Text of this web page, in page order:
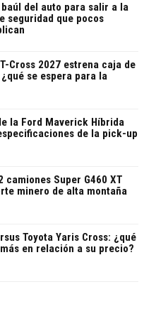
del auto para salir a la
seguridad que pocos
Cross 2027 estrena caja de
se espera para la
la Ford Maverick Híbrida
de la pick-up
camiones Super G460 XT
minero de alta montaña
Toyota Yaris Cross: ¿qué
en relación a su precio?